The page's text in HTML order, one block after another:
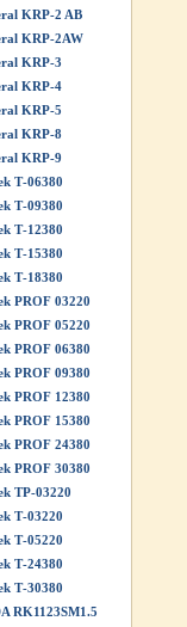
KRP-2 AB
KRP-2AW
KRP-3
KRP-4
KRP-5
KRP-8
KRP-9
Т-06380
Т-09380
Т-12380
Т-15380
Т-18380
PROF 03220
PROF 05220
PROF 06380
PROF 09380
PROF 12380
PROF 15380
PROF 24380
PROF 30380
TP-03220
Т-03220
Т-05220
Т-24380
Т-30380
RK1123SM1.5